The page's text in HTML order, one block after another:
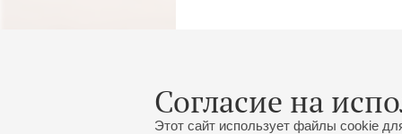
Согласие на
Этот сайт использует файлы cookie